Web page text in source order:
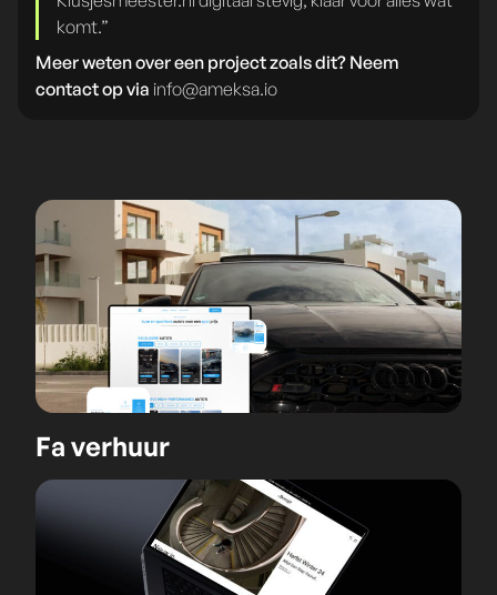
komt.”
Meer weten over een project zoals dit? Neem
contact op via info@ameksa.io
Fa verhuur